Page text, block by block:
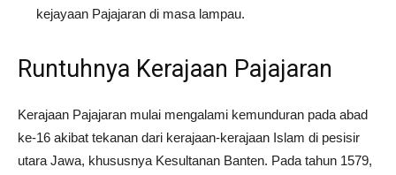
kejayaan Pajajaran di masa lampau.
Runtuhnya Kerajaan Pajajaran
Kerajaan Pajajaran mulai mengalami kemunduran pada abad
ke-16 akibat tekanan dari kerajaan-kerajaan Islam di pesisir
utara Jawa, khususnya Kesultanan Banten. Pada tahun 1579,